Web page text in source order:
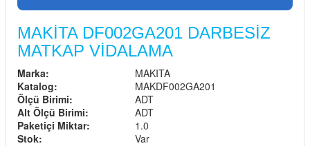
MAKİTA DF002GA201 DARBESİZ
MATKAP VİDALAMA
Marka:
MAKITA
Katalog:
MAKDF002GA201
Ölçü Birimi:
ADT
Alt Ölçü Birimi:
ADT
Paketiçi Miktar:
1.0
Stok:
Var